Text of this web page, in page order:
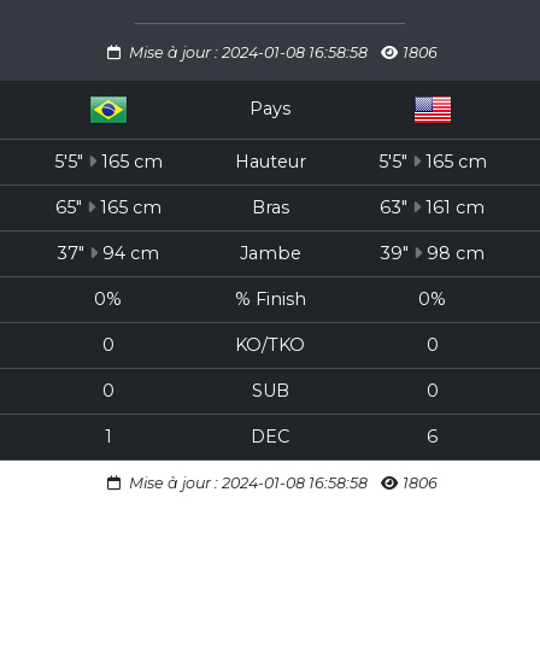
Mise à jour : 2024-01-08 16:58:58 1806
Pays
5'5" 165 cm Hauteur 5'5" 165 cm
65" 165 cm Bras 63" 161 cm
37" 94 cm Jambe 39" 98 cm
0% % Finish 0%
0 KO/TKO 0
0 SUB 0
1 DEC 6
Mise à jour : 2024-01-08 16:58:58 1806